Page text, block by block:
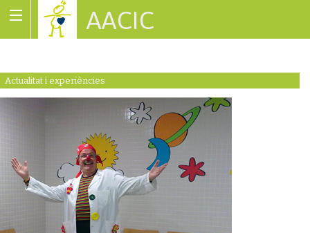
AACIC
Actualitat i experiències